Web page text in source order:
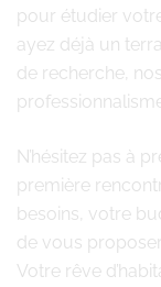
pour étudier
ayez déjà un
de recherche,
N’hésitez pas à
première
besoins, votre
de vous
Votre rêve